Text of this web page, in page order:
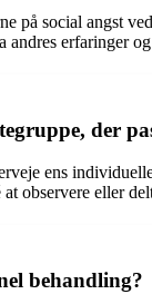
på social angst
erfaringer
der
ens
observere eller
behandling?